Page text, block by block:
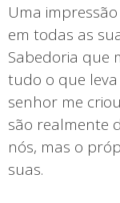
Uma
em todas as
Sabedoria que
tudo o que leva
senhor me
são realmente
nós, mas o
suas.